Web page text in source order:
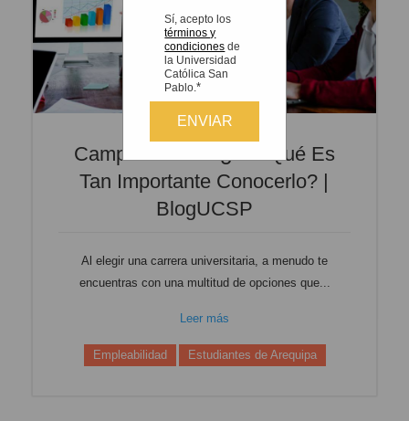
Campo Laboral: ¿por Qué Es
Tan Importante Conocerlo? |
BlogUCSP
Al elegir una carrera universitaria, a menudo te
encuentras con una multitud de opciones que...
Leer más
Empleabilidad Estudiantes de Arequipa
Sí, acepto los
términos y
condiciones de
la Universidad
Católica San
Pablo.*